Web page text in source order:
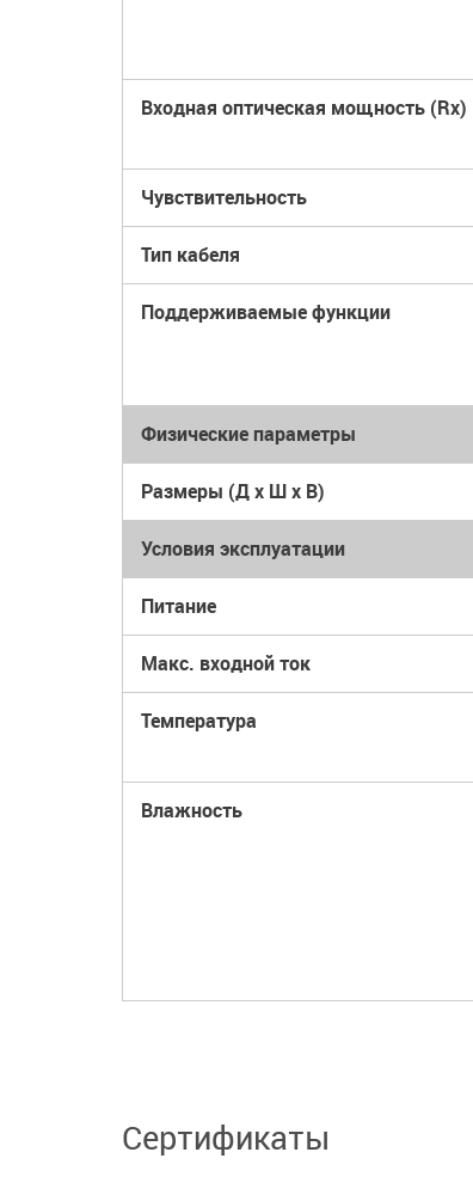
Входная оптическая мощность (Rx)
Чувствительность
Тип кабеля
Поддерживаемые функции
Физические параметры
Размеры (Д x Ш x В)
Условия эксплуатации
Питание
Макс. входной ток
Температура
Влажность
Сертификаты